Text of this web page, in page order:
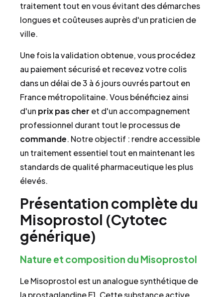
traitement tout en vous évitant des démarches
longues et coûteuses auprès d'un praticien de
ville.
Une fois la validation obtenue, vous procédez
au paiement sécurisé et recevez votre colis
dans un délai de 3 à 6 jours ouvrés partout en
France métropolitaine. Vous bénéficiez ainsi
d'un prix pas cher et d'un accompagnement
professionnel durant tout le processus de
commande. Notre objectif : rendre accessible
un traitement essentiel tout en maintenant les
standards de qualité pharmaceutique les plus
élevés.
Présentation complète du
Misoprostol (Cytotec
générique)
Nature et composition du Misoprostol
Le Misoprostol est un analogue synthétique de
la prostaglandine E1. Cette substance active